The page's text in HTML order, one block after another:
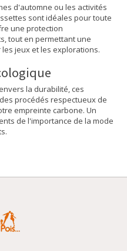
d'automne ou les activités
sont idéales pour toute
une protection
tout en permettant une
jeux et les explorations.
la durabilité, ces
procédés respectueux de
empreinte carbone. Un
de l'importance de la mode